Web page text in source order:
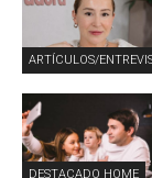
ARTÍCULOS/
DESTACADO HOME